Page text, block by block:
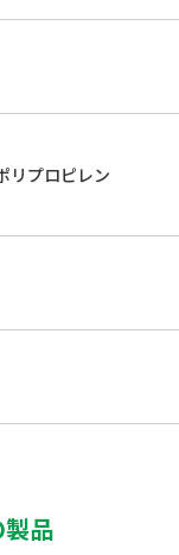
リプロピレン
品